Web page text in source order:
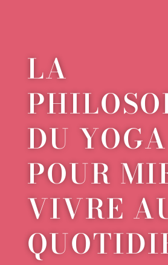
LA
DU YOGA
POUR
VIVRE